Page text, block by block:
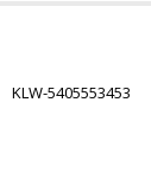
KLW-5405553453